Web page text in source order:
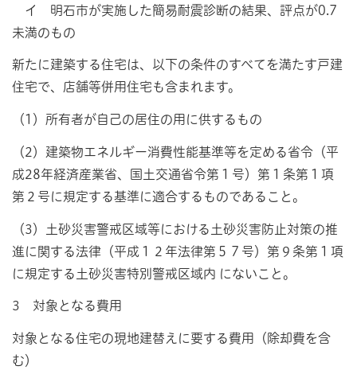
イ 明石市が実施した簡易耐震診断の結果、評点が0.7
未満のもの
新たに建築する住宅は、以下の条件のすべてを満たす戸建
住宅で、店舗等併用住宅も含まれます。
（1）所有者が自己の居住の用に供するもの
（2）建築物エネルギー消費性能基準等を定める省令（平
成28年経済産業省、国土交通省令第１号）第１条第１項
第２号に規定する基準に適合するものであること。
（3）土砂災害警戒区域等における土砂災害防止対策の推
進に関する法律（平成１２年法律第５７号）第９条第１項
に規定する土砂災害特別警戒区域内 にないこと。
3 対象となる費用
対象となる住宅の現地建替えに要する費用（除却費を含
む）